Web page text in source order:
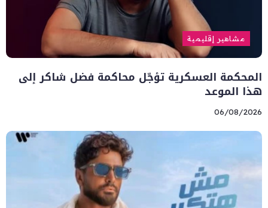
مشاهير إقليمية
المحكمة العسكرية تؤجّل محاكمة فضل شاكر إلى
هذا الموعد
06/08/2026